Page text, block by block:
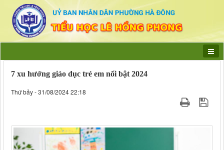
7 xu hướng giáo dục trẻ em nổi bật 2024
Thứ bảy - 31/08/2024 22:18